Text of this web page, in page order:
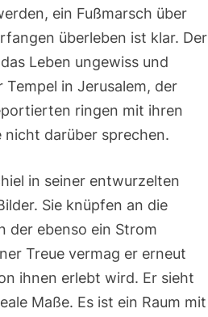
ein Fußmarsch über
überleben ist klar. Der
Leben ungewiss und
in Jerusalem, der
ringen mit ihren
darüber sprechen.
in seiner entwurzelten
Sie knüpfen an die
der ebenso ein Strom
Treue vermag er erneut
ihnen erlebt wird. Er sieht
Maße. Es ist ein Raum mit